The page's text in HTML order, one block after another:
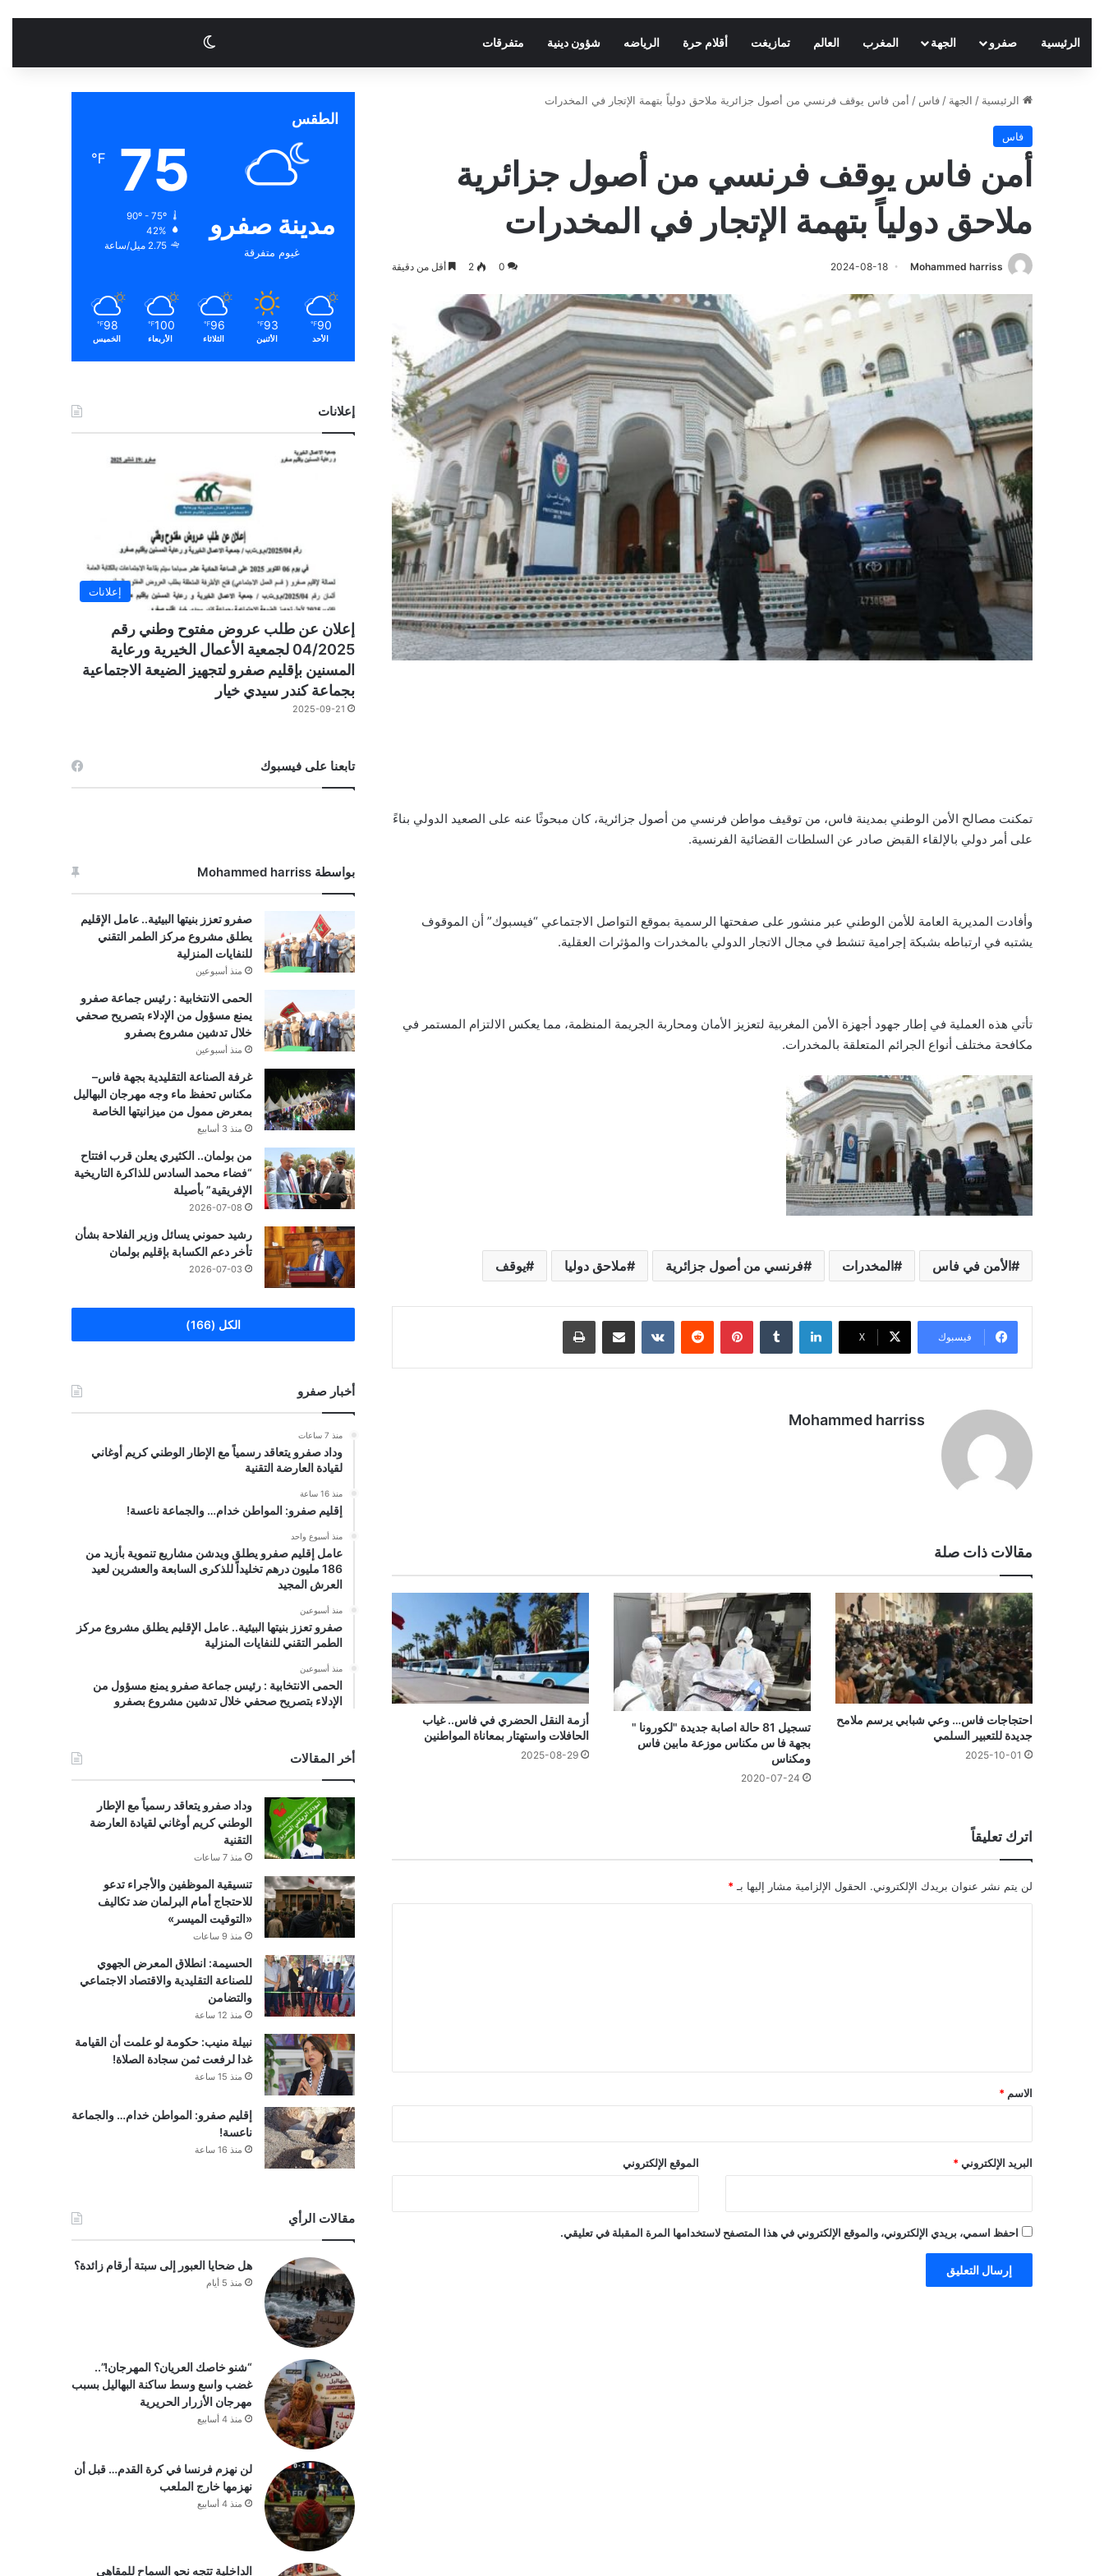
الرئيسية صفرو الجهة المغرب العالم تمازيغت أقلام حرة الرياضه شؤون دينية متفرقات الوضع المظلم
الرئيسية / الجهة / فاس / أمن فاس يوقف فرنسي من أصول جزائرية ملاحق دولياً بتهمة الإتجار في المخدرات
فاس
أمن فاس يوقف فرنسي من أصول جزائرية
ملاحق دولياً بتهمة الإتجار في المخدرات
Mohammed harriss
2024-08-18
0
2 أقل من دقيقة
تمكنت مصالح الأمن الوطني بمدينة فاس، من توقيف مواطن فرنسي من أصول جزائرية، كان مبحوثًا عنه على الصعيد الدولي بناءً
على أمر دولي بالإلقاء القبض صادر عن السلطات القضائية الفرنسية.
وأفادت المديرية العامة للأمن الوطني عبر منشور على صفحتها الرسمية بموقع التواصل الاجتماعي “فيسبوك” أن الموقوف
يشتبه في ارتباطه بشبكة إجرامية تنشط في مجال الاتجار الدولي بالمخدرات والمؤثرات العقلية.
تأتي هذه العملية في إطار جهود أجهزة الأمن المغربية لتعزيز الأمان ومحاربة الجريمة المنظمة، مما يعكس الالتزام المستمر في
مكافحة مختلف أنواع الجرائم المتعلقة بالمخدرات.
الأمن في فاس المخدرات فرنسي من أصول جزائرية ملاحق دوليا يوقف
فيسبوك ‫X
لينكدإن بينتيريست مشاركة عبر البريد طباعة
Mohammed harriss
مقالات ذات صلة
احتجاجات فاس… وعي شبابي يرسم ملامح
جديدة للتعبير السلمي
2025-10-01
تسجيل 81 حالة اصابة جديدة "لكورونا "
بجهة فا س مكناس موزعة مابين فاس
ومكناس
2020-07-24
أزمة النقل الحضري في فاس.. غياب
الحافلات واستهتار بمعاناة المواطنين
2025-08-29
اترك تعليقاً
لن يتم نشر عنوان بريدك الإلكتروني. الحقول الإلزامية مشار إليها بـ *
*
الاسم *
البريد الإلكتروني * الموقع الإلكتروني
احفظ اسمي، بريدي الإلكتروني، والموقع الإلكتروني في هذا المتصفح لاستخدامها المرة المقبلة في تعليقي.
الطقس
مدينة صفرو
غيوم متفرقة
75
℉
90º - 75º
42%
2.75 ميل/ساعة
90
℉
الأحد
93
℉
الأثنين
96
℉
الثلاثاء
100
℉
الأربعاء
98
℉
الخميس
إعلانات
إعلانات
إعلان عن طلب عروض مفتوح وطني رقم
04/2025 لجمعية الأعمال الخيرية ورعاية
المسنين بإقليم صفرو لتجهيز الضيعة الاجتماعية
بجماعة كندر سيدي خيار
2025-09-21
تابعنا على فيسبوك
بواسطة Mohammed harriss
صفرو تعزز بنيتها البيئية.. عامل الإقليم
يطلق مشروع مركز الطمر التقني
للنفايات المنزلية
منذ أسبوعين
الحمى الانتخابية : رئيس جماعة صفرو
يمنع مسؤول من الإدلاء بتصريح صحفي
خلال تدشين مشروع بصفرو
منذ أسبوعين
غرفة الصناعة التقليدية بجهة فاس–
مكناس تحفظ ماء وجه مهرجان البهاليل
بمعرض ممول من ميزانيتها الخاصة
منذ 3 أسابيع
من بولمان.. الكثيري يعلن قرب افتتاح
“فضاء محمد السادس للذاكرة التاريخية
الإفريقية” بأصيلة
2026-07-08
رشيد حموني يسائل وزير الفلاحة بشأن
تأخر دعم الكسابة بإقليم بولمان
2026-07-03
الكل (166)
أخبار صفرو
منذ 7 ساعات
وداد صفرو يتعاقد رسمياً مع الإطار الوطني كريم أوغاني
لقيادة العارضة التقنية
منذ 16 ساعة
إقليم صفرو: المواطن خدام… والجماعة ناعسة!
منذ أسبوع واحد
عامل إقليم صفرو يطلق ويدشن مشاريع تنموية بأزيد من
186 مليون درهم تخليداً للذكرى السابعة والعشرين لعيد
العرش المجيد
منذ أسبوعين
صفرو تعزز بنيتها البيئية.. عامل الإقليم يطلق مشروع مركز
الطمر التقني للنفايات المنزلية
منذ أسبوعين
الحمى الانتخابية : رئيس جماعة صفرو يمنع مسؤول من
الإدلاء بتصريح صحفي خلال تدشين مشروع بصفرو
أخر المقالات
وداد صفرو يتعاقد رسمياً مع الإطار
الوطني كريم أوغاني لقيادة العارضة
التقنية
منذ 7 ساعات
تنسيقية الموظفين والأجراء تدعو
للاحتجاج أمام البرلمان ضد تكاليف
«التوقيت الميسر»
منذ 9 ساعات
الحسيمة: انطلاق المعرض الجهوي
للصناعة التقليدية والاقتصاد الاجتماعي
والتضامن
منذ 12 ساعة
نبيلة منيب: حكومة لو علمت أن القيامة
غدا لرفعت ثمن سجادة الصلاة!
منذ 15 ساعة
إقليم صفرو: المواطن خدام… والجماعة
ناعسة!
منذ 16 ساعة
مقالات الرأي
هل ضحايا العبور إلى سبتة أرقام زائدة؟
منذ 5 أيام
“شنو خاصك العريان؟ المهرجان!”..
غضب واسع وسط ساكنة البهاليل بسبب
مهرجان الأزرار الحريرية
منذ 4 أسابيع
لن نهزم فرنسا في كرة القدم… قبل أن
نهزمها خارج الملعب
منذ 4 أسابيع
الداخلية تتجه نحو السماح للمقاهي